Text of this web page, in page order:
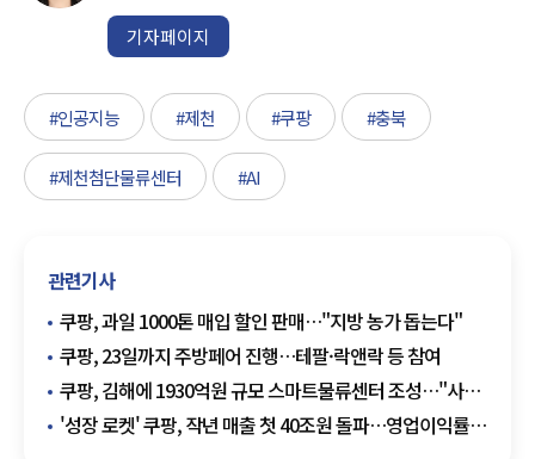
기자페이지
#인공지능 #제천 #쿠팡 #충북
#제천첨단물류센터 #AI
관련기사
쿠팡, 과일 1000톤 매입 할인 판매…"지방 농가 돕는다"
쿠팡, 23일까지 주방페어 진행…테팔·락앤락 등 참여
쿠팡, 김해에 1930억원 규모 스마트물류센터 조성…"사천
·거제·통영 새벽배송"
'성장 로켓' 쿠팡, 작년 매출 첫 40조원 돌파…영업이익률